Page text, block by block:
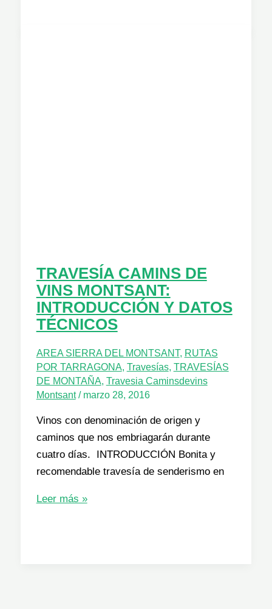
TRAVESÍA CAMINS DE
VINS MONTSANT:
INTRODUCCIÓN Y DATOS
TÉCNICOS
AREA SIERRA DEL MONTSANT, RUTAS
POR TARRAGONA, Travesías, TRAVESÍAS
DE MONTAÑA, Travesia Caminsdevins
Montsant/ marzo 28, 2016
Vinos con denominación de origen y
caminos que nos embriagarán durante
cuatro días. INTRODUCCIÓN Bonita y
recomendable travesía de senderismo en
TRAVESÍA
Leer más »